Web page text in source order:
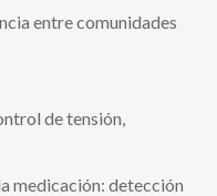
entre comunidades
de tensión,
medicación: detección